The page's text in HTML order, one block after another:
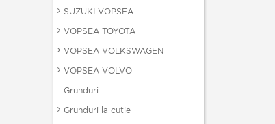
SUZUKI VOPSEA
VOPSEA TOYOTA
VOPSEA VOLKSWAGEN
VOPSEA VOLVO
Grunduri
Grunduri la cutie